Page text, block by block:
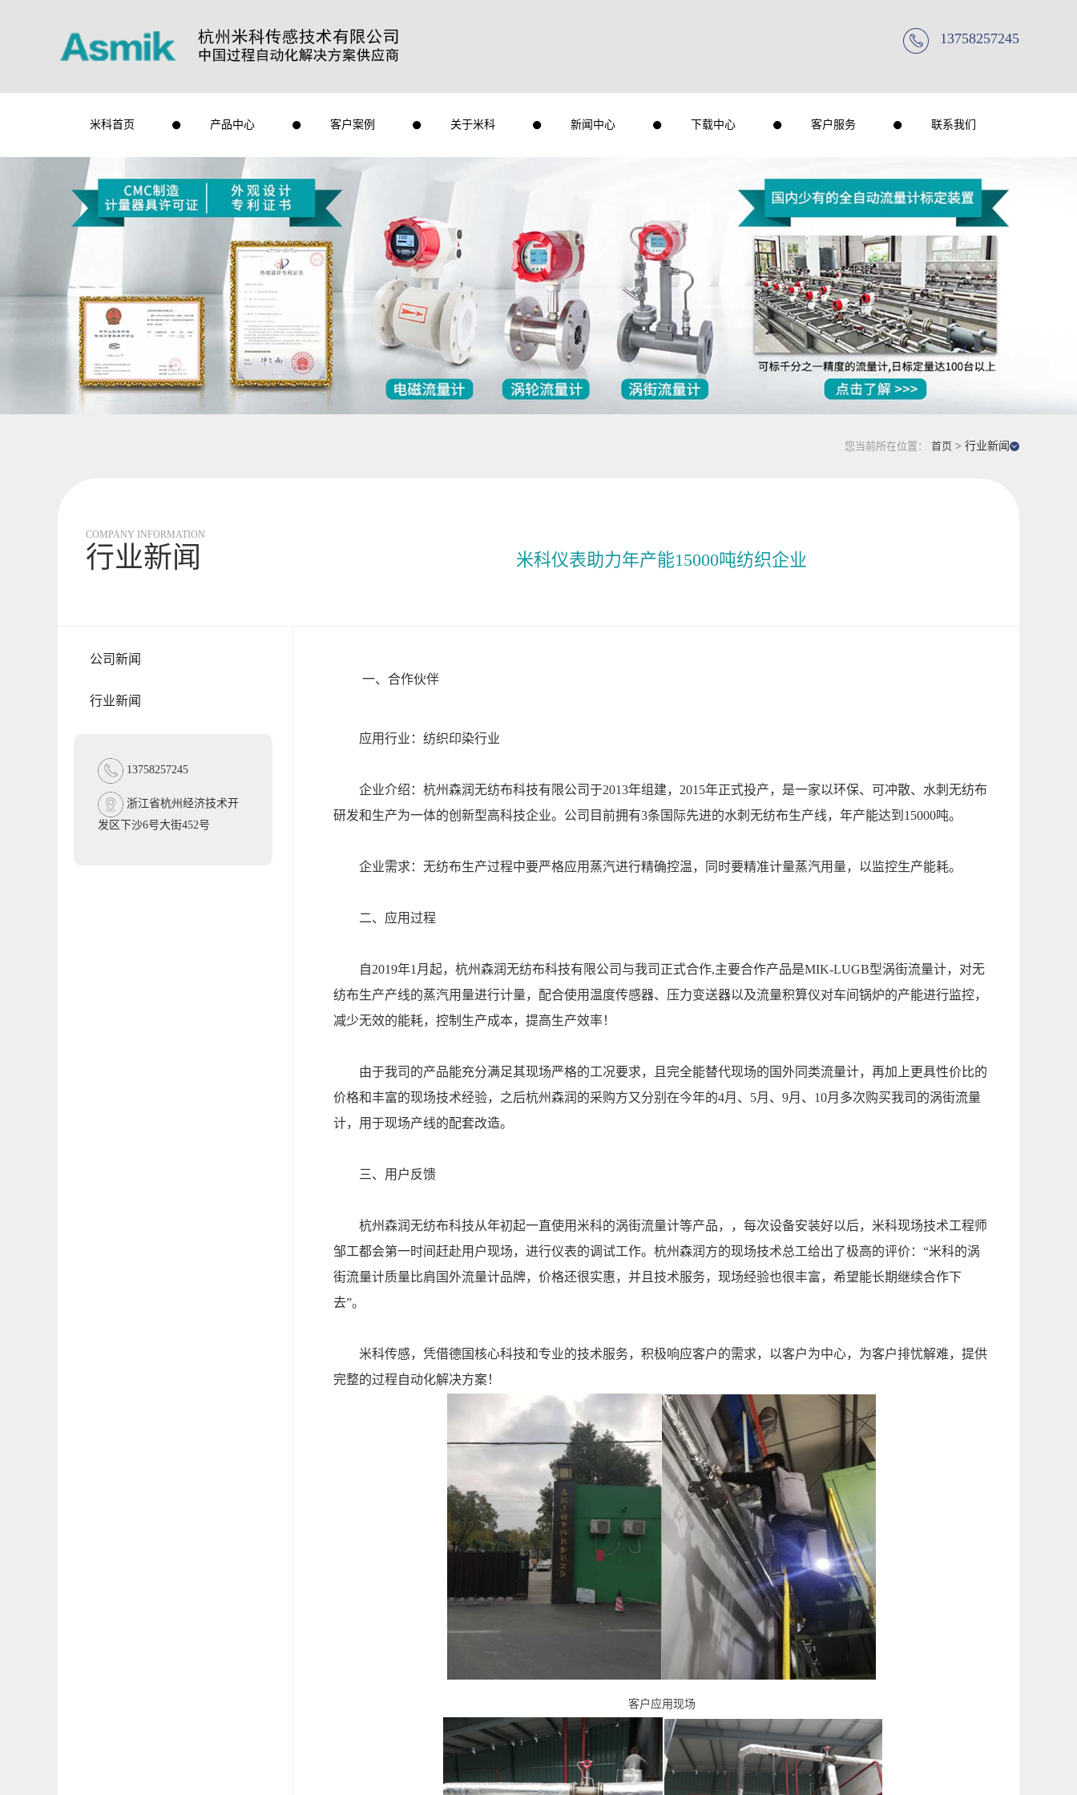
13758257245
米科首页 产品中心 客户案例 关于米科 新闻中心 下载中心 客户服务 联系我们
您当前所在位置： 首页 > 行业新闻
米科仪表助力年产能15000吨纺织企业
COMPANY INFORMATION
行业新闻
公司新闻
行业新闻
13758257245
浙江省杭州经济技术开
发区下沙6号大街452号
一、合作伙伴
应用行业：纺织印染行业
企业介绍：杭州森润无纺布科技有限公司于2013年组建，2015年正式投产，是一家以环保、可冲散、水刺无纺布
研发和生产为一体的创新型高科技企业。公司目前拥有3条国际先进的水刺无纺布生产线，年产能达到15000吨。
企业需求：无纺布生产过程中要严格应用蒸汽进行精确控温，同时要精准计量蒸汽用量，以监控生产能耗。
二、应用过程
自2019年1月起，杭州森润无纺布科技有限公司与我司正式合作,主要合作产品是MIK-LUGB型涡街流量计，对无
纺布生产产线的蒸汽用量进行计量，配合使用温度传感器、压力变送器以及流量积算仪对车间锅炉的产能进行监控，
减少无效的能耗，控制生产成本，提高生产效率！
由于我司的产品能充分满足其现场严格的工况要求，且完全能替代现场的国外同类流量计，再加上更具性价比的
价格和丰富的现场技术经验，之后杭州森润的采购方又分别在今年的4月、5月、9月、10月多次购买我司的涡街流量
计，用于现场产线的配套改造。
三、用户反馈
杭州森润无纺布科技从年初起一直使用米科的涡街流量计等产品，，每次设备安装好以后，米科现场技术工程师
邹工都会第一时间赶赴用户现场，进行仪表的调试工作。杭州森润方的现场技术总工给出了极高的评价：“米科的涡
街流量计质量比肩国外流量计品牌，价格还很实惠，并且技术服务，现场经验也很丰富，希望能长期继续合作下
去”。
米科传感，凭借德国核心科技和专业的技术服务，积极响应客户的需求，以客户为中心，为客户排忧解难，提供
完整的过程自动化解决方案！
客户应用现场